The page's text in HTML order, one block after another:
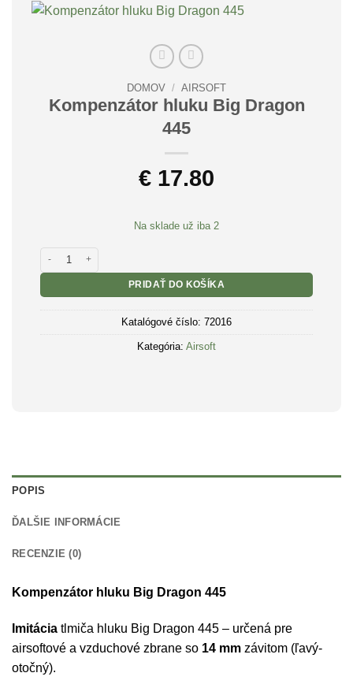
DOMOV / AIRSOFT
Kompenzátor hluku Big Dragon
445
€ 17.80
Na sklade už iba 2
množstvo Kompenzátor hluku Big Dragon 445
PRIDAŤ DO KOŠÍKA
Katalógové číslo: 72016
Kategória: Airsoft
POPIS
ĎALŠIE INFORMÁCIE
RECENZIE (0)
Kompenzátor hluku Big Dragon 445
Imitácia tlmiča hluku Big Dragon 445 – určená pre
airsoftové a vzduchové zbrane so 14 mm závitom (ľavý-
otočný).